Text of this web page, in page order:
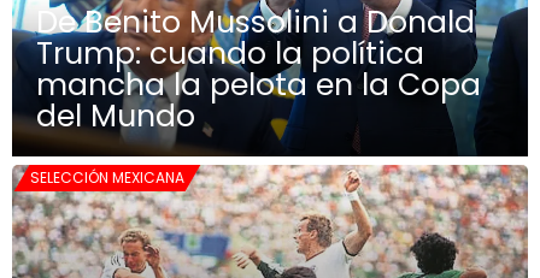
De Benito Mussolini a Donald
Trump: cuando la política
mancha la pelota en la Copa
del Mundo
SELECCIÓN MEXICANA